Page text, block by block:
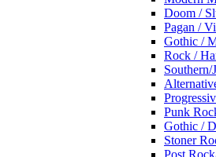
Doom /
Pagan /
Gothic /
Rock /
Punk
Gothic /
Stoner
Post